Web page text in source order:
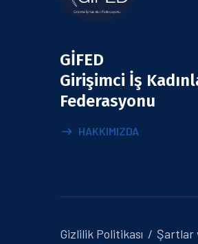
GİFED
Girişimci İş
Federasyonu
HAKKIMIZDA
Gizlilik Politikası Şartlar